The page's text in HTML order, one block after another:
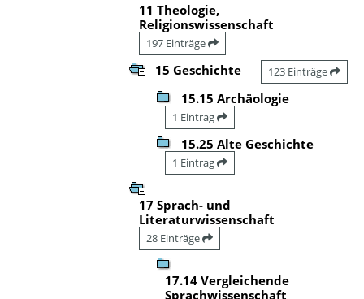
11 Theologie,
Religionswissenschaft
197 Einträge
15 Geschichte 123 Einträge
15.15 Archäologie
1 Eintrag
15.25 Alte Geschichte
1 Eintrag
17 Sprach- und
Literaturwissenschaft
28 Einträge
17.14 Vergleichende
Sprachwissenschaft